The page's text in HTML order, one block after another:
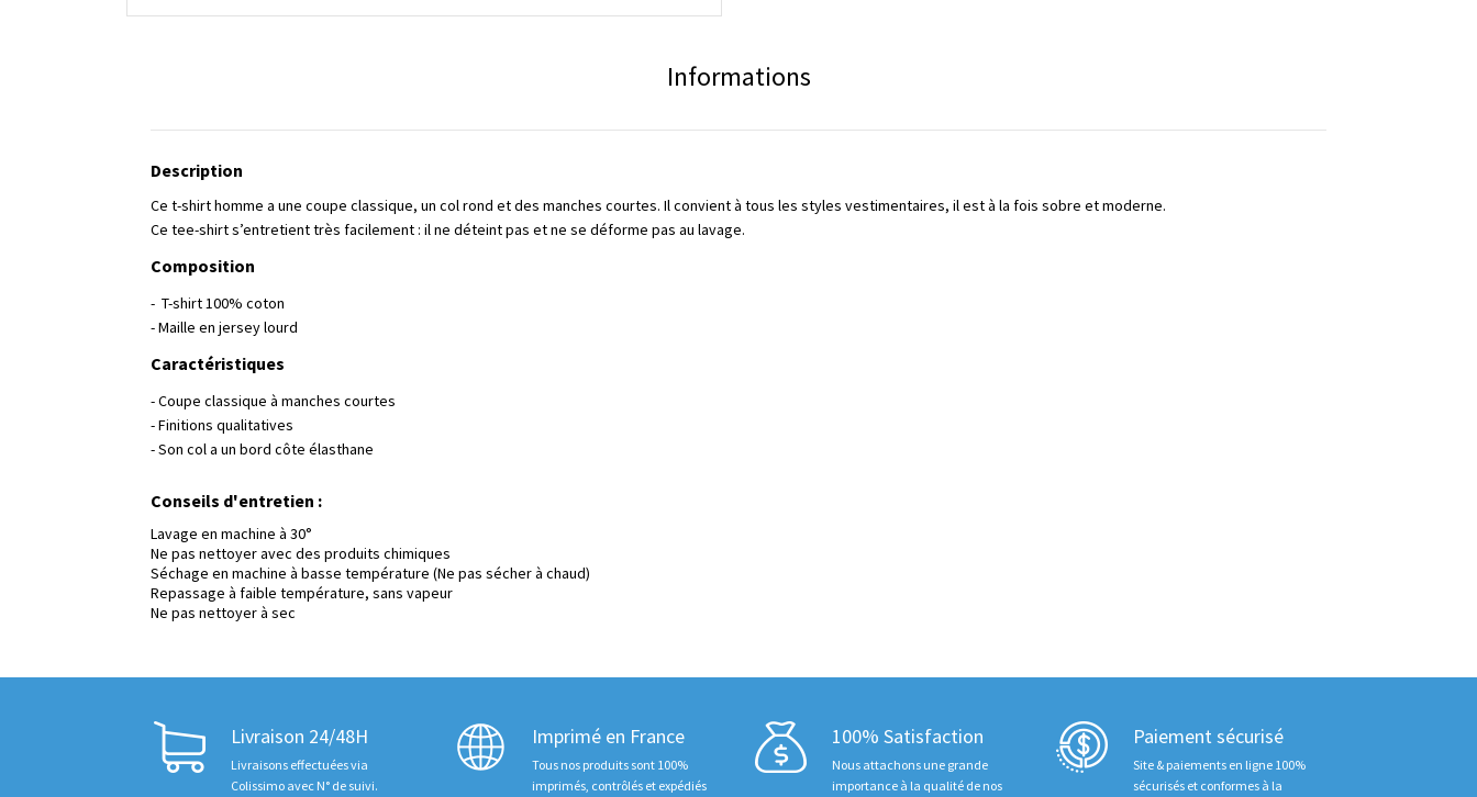
Informations
Description
Ce t-shirt homme a une coupe classique, un col rond et des manches courtes. Il convient à tous les styles vestimentaires, il est à la fois sobre et moderne.
Ce tee-shirt s’entretient très facilement : il ne déteint pas et ne se déforme pas au lavage.
Composition
- T-shirt 100% coton
- Maille en jersey lourd
Caractéristiques
- Coupe classique à manches courtes
- Finitions qualitatives
- Son col a un bord côte élasthane
Conseils d'entretien :
Lavage en machine à 30°
Ne pas nettoyer avec des produits chimiques
Séchage en machine à basse température (Ne pas sécher à chaud)
Repassage à faible température, sans vapeur
Ne pas nettoyer à sec
Livraison 24/48H
Livraisons effectuées via
Colissimo avec N° de suivi.
Imprimé en France
Tous nos produits sont 100%
imprimés, contrôlés et expédiés
100% Satisfaction
Nous attachons une grande
importance à la qualité de nos
Paiement sécurisé
Site & paiements en ligne 100%
sécurisés et conformes à la